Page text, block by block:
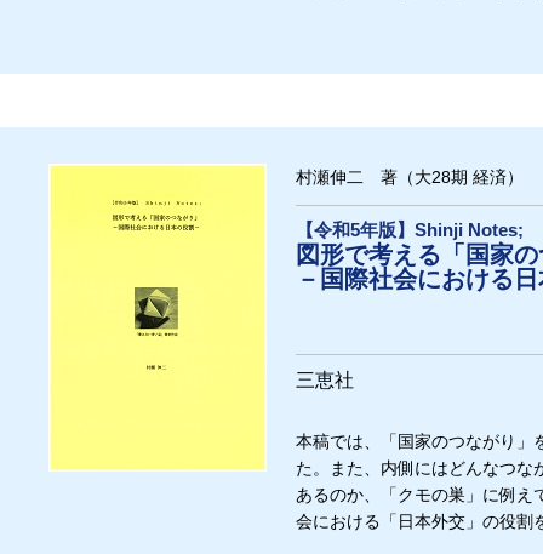
村瀬伸二 著（大28期 経済）
【令和5年版】Shinji Notes;
図形で考える「国家
－国際社会における
三恵社
本稿では、「国家のつながり」
た。また、内側にはどんなつな
あるのか、「クモの巣」に例え
会における「日本外交」の役割